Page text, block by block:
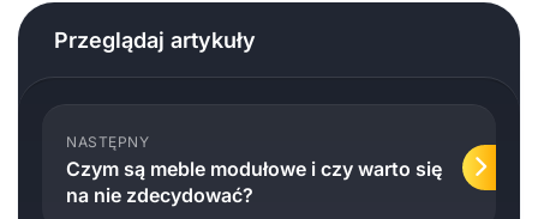
Przeglądaj artykuły
NASTĘPNY
Czym są meble modułowe i czy warto się
na nie zdecydować?